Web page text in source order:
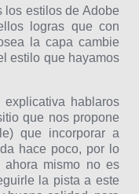
los estilos de Adobe
logras que con
la capa cambie
estilo que hayamos
hablaros
que nos propone
que incorporar a
hace poco, por lo
mismo no es
la pista a este